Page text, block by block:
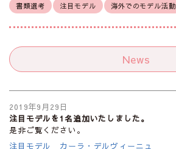
書類選考 注目モデル 海外でのモデル活動
News
2019年9月29日
注目モデルを1名追加いたしました。
是非ご覧ください。
注目モデル カーラ・デルヴィーニュ